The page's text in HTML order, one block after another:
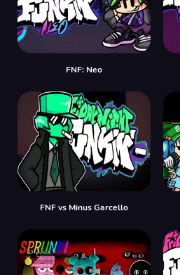
FNF: Neo
FNF vs Minus Garcello